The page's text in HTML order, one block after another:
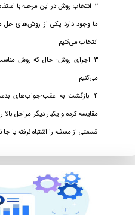
۲. انتخاب روش:در این مرحله با
ما وجود دارد یکی از روش‌های حل
انتخاب می‌کنیم.
۳. اجرای روش: حال که روش مناسب
می‌کنیم.
۴. بازگشت به عقب:جواب‌های
مقایسه کرده و یکبار دیگر مراحل
قسمتی از مسئله را اشتباه نرفته یا جا